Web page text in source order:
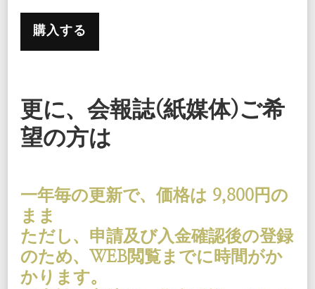
購入する
更に、会報誌(紙媒体)ご希
望の方は
一年毎の更新で、価格は 9,800円の
まま
ただし、申請及び入金確認後の登録
のため、WEB閲覧までに時間がか
かります。